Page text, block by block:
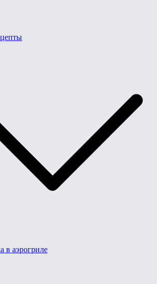
в аэрогриле